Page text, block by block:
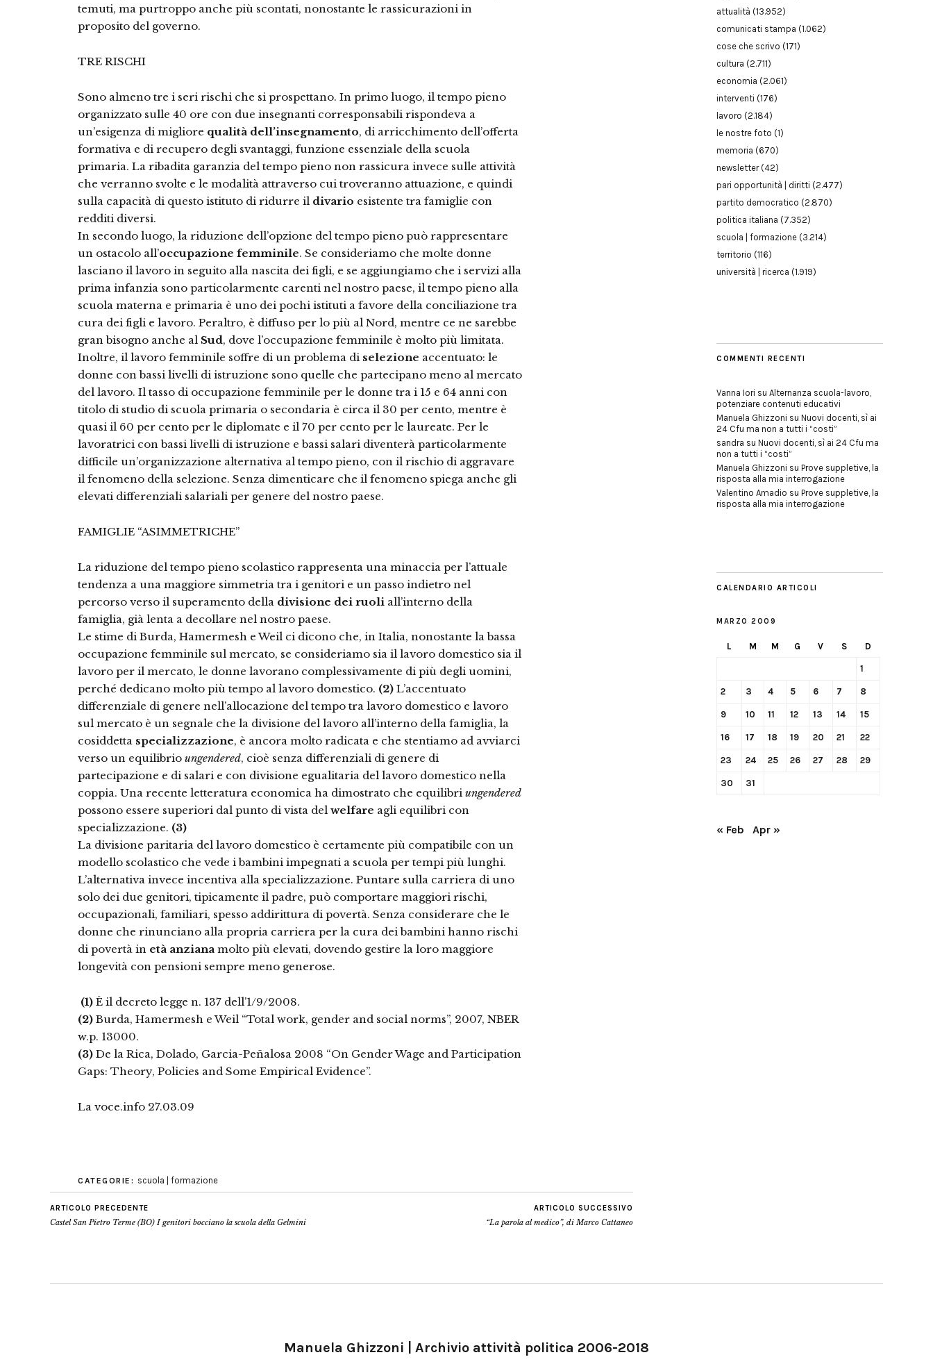
temuti, ma purtroppo anche più scontati, nonostante le rassicurazioni in
proposito del governo.
TRE RISCHI
Sono almeno tre i seri rischi che si prospettano. In primo luogo, il tempo pieno
organizzato sulle 40 ore con due insegnanti corresponsabili rispondeva a
un’esigenza di migliore qualità dell’insegnamento, di arricchimento dell’offerta
formativa e di recupero degli svantaggi, funzione essenziale della scuola
primaria. La ribadita garanzia del tempo pieno non rassicura invece sulle attività
che verranno svolte e le modalità attraverso cui troveranno attuazione, e quindi
sulla capacità di questo istituto di ridurre il divario esistente tra famiglie con
redditi diversi.
In secondo luogo, la riduzione dell’opzione del tempo pieno può rappresentare
un ostacolo all’occupazione femminile. Se consideriamo che molte donne
lasciano il lavoro in seguito alla nascita dei figli, e se aggiungiamo che i servizi alla
prima infanzia sono particolarmente carenti nel nostro paese, il tempo pieno alla
scuola materna e primaria è uno dei pochi istituti a favore della conciliazione tra
cura dei figli e lavoro. Peraltro, è diffuso per lo più al Nord, mentre ce ne sarebbe
gran bisogno anche al Sud, dove l’occupazione femminile è molto più limitata.
Inoltre, il lavoro femminile soffre di un problema di selezione accentuato: le
donne con bassi livelli di istruzione sono quelle che partecipano meno al mercato
del lavoro. Il tasso di occupazione femminile per le donne tra i 15 e 64 anni con
titolo di studio di scuola primaria o secondaria è circa il 30 per cento, mentre è
quasi il 60 per cento per le diplomate e il 70 per cento per le laureate. Per le
lavoratrici con bassi livelli di istruzione e bassi salari diventerà particolarmente
difficile un’organizzazione alternativa al tempo pieno, con il rischio di aggravare
il fenomeno della selezione. Senza dimenticare che il fenomeno spiega anche gli
elevati differenziali salariali per genere del nostro paese.
FAMIGLIE “ASIMMETRICHE”
La riduzione del tempo pieno scolastico rappresenta una minaccia per l’attuale
tendenza a una maggiore simmetria tra i genitori e un passo indietro nel
percorso verso il superamento della divisione dei ruoli all’interno della
famiglia, già lenta a decollare nel nostro paese.
Le stime di Burda, Hamermesh e Weil ci dicono che, in Italia, nonostante la bassa
occupazione femminile sul mercato, se consideriamo sia il lavoro domestico sia il
lavoro per il mercato, le donne lavorano complessivamente di più degli uomini,
perché dedicano molto più tempo al lavoro domestico. (2) L’accentuato
differenziale di genere nell’allocazione del tempo tra lavoro domestico e lavoro
sul mercato è un segnale che la divisione del lavoro all’interno della famiglia, la
cosiddetta specializzazione, è ancora molto radicata e che stentiamo ad avviarci
verso un equilibrio ungendered, cioè senza differenziali di genere di
partecipazione e di salari e con divisione egualitaria del lavoro domestico nella
coppia. Una recente letteratura economica ha dimostrato che equilibri ungendered
possono essere superiori dal punto di vista del welfare agli equilibri con
specializzazione. (3)
La divisione paritaria del lavoro domestico è certamente più compatibile con un
modello scolastico che vede i bambini impegnati a scuola per tempi più lunghi.
L’alternativa invece incentiva alla specializzazione. Puntare sulla carriera di uno
solo dei due genitori, tipicamente il padre, può comportare maggiori rischi,
occupazionali, familiari, spesso addirittura di povertà. Senza considerare che le
donne che rinunciano alla propria carriera per la cura dei bambini hanno rischi
di povertà in età anziana molto più elevati, dovendo gestire la loro maggiore
longevità con pensioni sempre meno generose.
(1) È il decreto legge n. 137 dell’1/9/2008.
(2) Burda, Hamermesh e Weil “Total work, gender and social norms”, 2007, NBER
w.p. 13000.
(3) De la Rica, Dolado, Garcia-Peñalosa 2008 “On Gender Wage and Participation
Gaps: Theory, Policies and Some Empirical Evidence”.
La voce.info 27.03.09
CATEGORIE: scuola | formazione
ARTICOLO PRECEDENTE
Castel San Pietro Terme (BO) I genitori bocciano la scuola della Gelmini
ARTICOLO SUCCESSIVO
“La parola al medico”, di Marco Cattaneo
attualità (13.952)
comunicati stampa (1.062)
cose che scrivo (171)
cultura (2.711)
economia (2.061)
interventi (176)
lavoro (2.184)
le nostre foto (1)
memoria (670)
newsletter(42)
pari opportunità | diritti (2.477)
partito democratico (2.870)
politica italiana (7.352)
scuola | formazione (3.214)
territorio (116)
università | ricerca (1.919)
COMMENTI RECENTI
Vanna Iori su Alternanza scuola-lavoro,
potenziare contenuti educativi
Manuela Ghizzoni su Nuovi docenti, sì ai
24 Cfu ma non a tutti i “costi”
sandra su Nuovi docenti, sì ai 24 Cfu ma
non a tutti i “costi”
Manuela Ghizzoni su Prove suppletive, la
risposta alla mia interrogazione
Valentino Amadio su Prove suppletive, la
risposta alla mia interrogazione
CALENDARIO ARTICOLI
MARZO 2009
L M M G V S D
1
2 3 4 5 6 7 8
9 10 11 12 13 14 15
16 17 18 19 20 21 22
23 24 25 26 27 28 29
30 31
« Feb Apr »
Manuela Ghizzoni | Archivio attività politica 2006-2018